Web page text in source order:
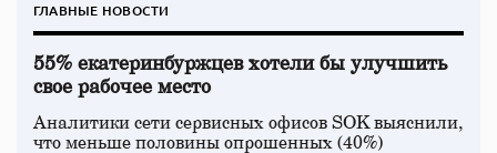
ГЛАВНЫЕ НОВОСТИ
55% екатеринбуржцев хотели бы улучшить
свое рабочее место
Аналитики сети сервисных офисов SOK выяснили,
что меньше половины опрошенных (40%)